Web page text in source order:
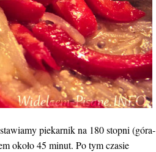
piekarnik na 180 stopni (góra-
około 45 minut. Po tym czasie